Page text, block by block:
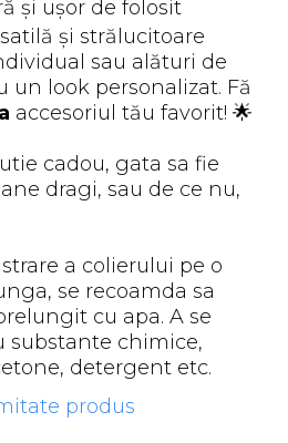
și ușor de folosit
și strălucitoare
sau alături de
un look personalizat. Fă
accesoriul tău favorit! 🌟
cadou, gata sa fie
dragi, sau de ce nu,
a colierului pe o
se recoamda sa
cu apa. A se
substante chimice,
detergent etc.
produs